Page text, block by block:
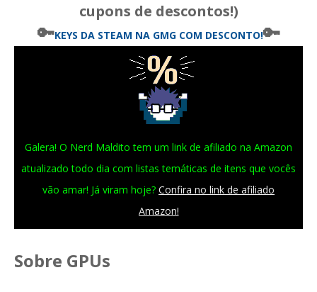
cupons de descontos!)
🔑KEYS DA STEAM NA GMG COM DESCONTO!🔑
Galera! O Nerd Maldito tem um link de afiliado na Amazon
atualizado todo dia com listas temáticas de itens que vocês
vão amar! Já viram hoje? Confira no link de afiliado
Amazon!
Sobre GPUs